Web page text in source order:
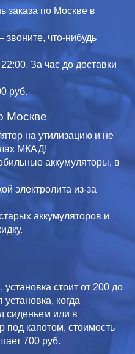
заказа по Москве в
что-нибудь
За час до доставки
руб.
Москве
на утилизацию и не
МКАД!
аккумуляторы, в
электролита из-за
аккумуляторов и
стоит от 200 до
когда
сиденьем или в
под капотом, стоимость
700 руб.